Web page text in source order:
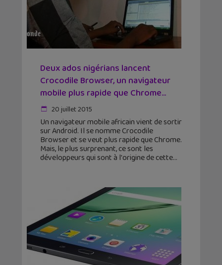
Deux ados nigérians lancent
Crocodile Browser, un navigateur
mobile plus rapide que Chrome...
20 juillet 2015
Un navigateur mobile africain vient de sortir
sur Android. Il se nomme Crocodile
Browser et se veut plus rapide que Chrome.
Mais, le plus surprenant, ce sont les
développeurs qui sont à l'origine de cette